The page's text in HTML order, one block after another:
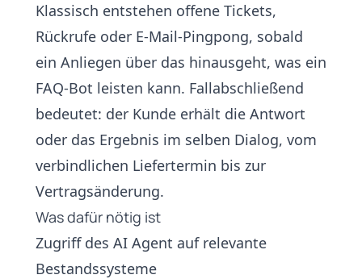
Klassisch entstehen offene Tickets,
Rückrufe oder E-Mail-Pingpong, sobald
ein Anliegen über das hinausgeht, was ein
FAQ-Bot leisten kann. Fallabschließend
bedeutet: der Kunde erhält die Antwort
oder das Ergebnis im selben Dialog, vom
verbindlichen Liefertermin bis zur
Vertragsänderung.
Was dafür nötig ist
Zugriff des AI Agent auf relevante
Bestandssysteme